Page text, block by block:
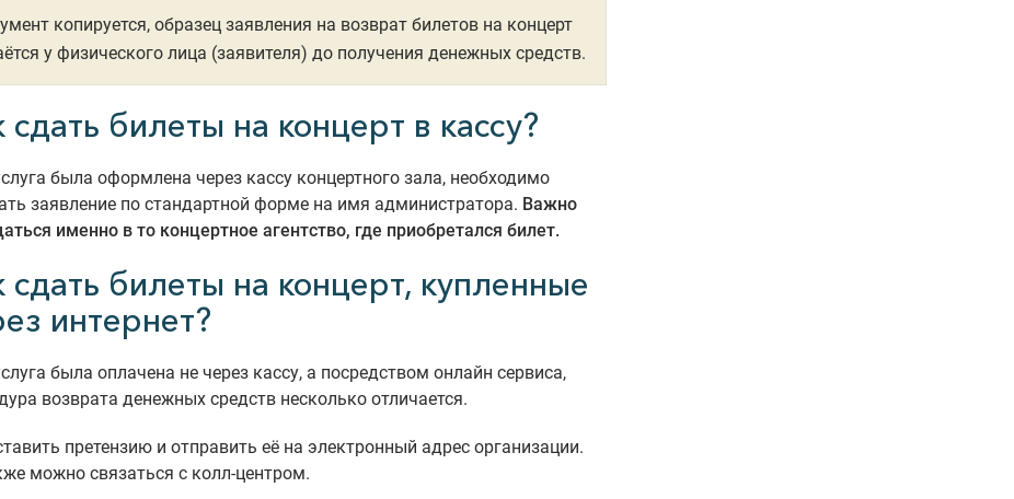
копируется, образец заявления на возврат билетов на концерт
у физического лица (заявителя) до получения денежных средств.
сдать билеты на концерт в кассу?
была оформлена через кассу концертного зала, необходимо
заявление по стандартной форме на имя администратора. Важно
именно в то концертное агентство, где приобретался билет.
сдать билеты на концерт, купленные
интернет?
была оплачена не через кассу, а посредством онлайн сервиса,
возврата денежных средств несколько отличается.
претензию и отправить её на электронный адрес организации.
можно связаться с колл-центром.